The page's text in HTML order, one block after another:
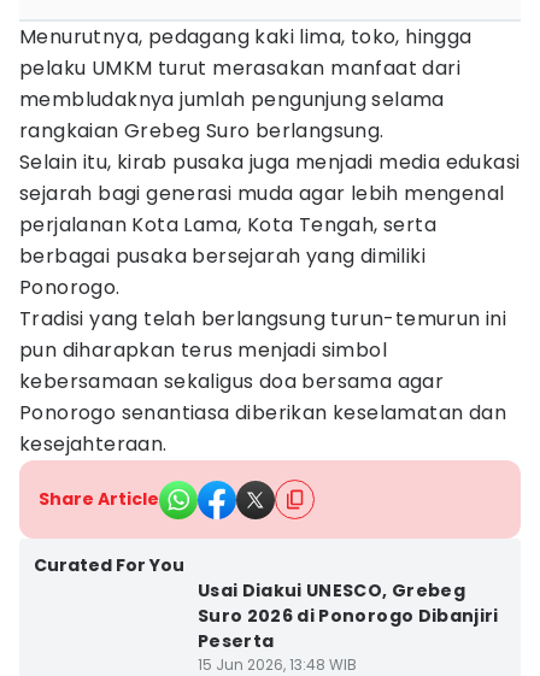
Menurutnya, pedagang kaki lima, toko, hingga
pelaku UMKM turut merasakan manfaat dari
membludaknya jumlah pengunjung selama
rangkaian Grebeg Suro berlangsung.
Selain itu, kirab pusaka juga menjadi media edukasi
sejarah bagi generasi muda agar lebih mengenal
perjalanan Kota Lama, Kota Tengah, serta
berbagai pusaka bersejarah yang dimiliki
Ponorogo.
Tradisi yang telah berlangsung turun-temurun ini
pun diharapkan terus menjadi simbol
kebersamaan sekaligus doa bersama agar
Ponorogo senantiasa diberikan keselamatan dan
kesejahteraan.
Share Article
Curated For You
Usai Diakui UNESCO, Grebeg
Suro 2026 di Ponorogo Dibanjiri
Peserta
15 Jun 2026, 13:48 WIB